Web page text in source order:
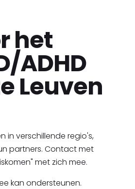
het
ADHD
Leuven
in verschillende regio's,
partners. Contact met
met zich mee.
kan ondersteunen.